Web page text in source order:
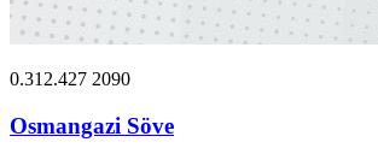
0.312.427 2090
Osmangazi Söve